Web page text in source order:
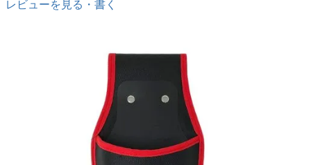
レビューを見る・書く